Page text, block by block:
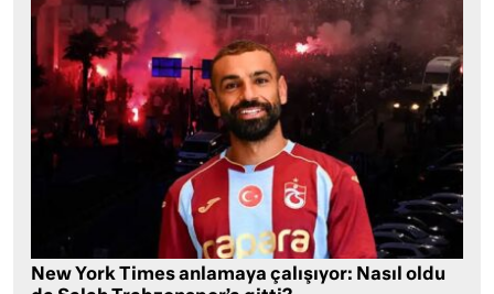
New York Times anlamaya çalışıyor: Nasıl oldu